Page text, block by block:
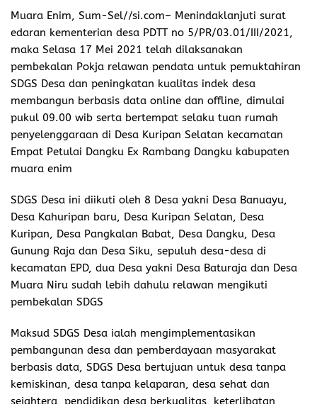
Muara Enim, Sum-Sel//si.com– Menindaklanjuti surat
edaran kementerian desa PDTT no 5/PR/03.01/III/2021,
maka Selasa 17 Mei 2021 telah dilaksanakan
pembekalan Pokja relawan pendata untuk pemuktahiran
SDGS Desa dan peningkatan kualitas indek desa
membangun berbasis data online dan offline, dimulai
pukul 09.00 wib serta bertempat selaku tuan rumah
penyelenggaraan di Desa Kuripan Selatan kecamatan
Empat Petulai Dangku Ex Rambang Dangku kabupaten
muara enim
SDGS Desa ini diikuti oleh 8 Desa yakni Desa Banuayu,
Desa Kahuripan baru, Desa Kuripan Selatan, Desa
Kuripan, Desa Pangkalan Babat, Desa Dangku, Desa
Gunung Raja dan Desa Siku, sepuluh desa-desa di
kecamatan EPD, dua Desa yakni Desa Baturaja dan Desa
Muara Niru sudah lebih dahulu relawan mengikuti
pembekalan SDGS
Maksud SDGS Desa ialah mengimplementasikan
pembangunan desa dan pemberdayaan masyarakat
berbasis data, SDGS Desa bertujuan untuk desa tanpa
kemiskinan, desa tanpa kelaparan, desa sehat dan
sejahtera, pendidikan desa berkualitas, keterlibatan